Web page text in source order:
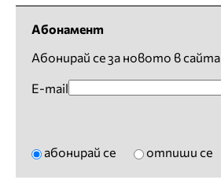
Абонамент
Абонирай се за новото в сайта
E-mail
абонирай се отпиши се